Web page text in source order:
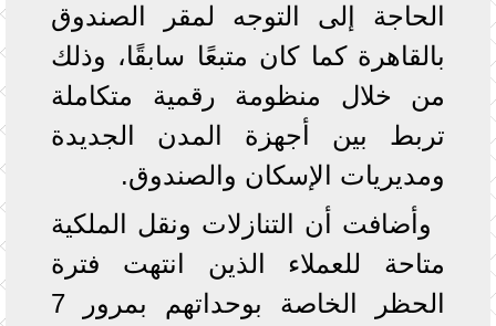
الحاجة إلى التوجه لمقر الصندوق
بالقاهرة كما كان متبعًا سابقًا، وذلك
من خلال منظومة رقمية متكاملة
تربط بين أجهزة المدن الجديدة
ومديريات الإسكان والصندوق.
وأضافت أن التنازلات ونقل الملكية
متاحة للعملاء الذين انتهت فترة
الحظر الخاصة بوحداتهم بمرور 7